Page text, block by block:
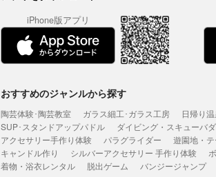
iPhone版アプリ
おすすめのジャンルから探す
陶芸体験･陶芸教室 ガラス細工･ガラス工房 日帰り
SUP･スタンドアップパドル
ダイビング・スキューバ
アクセサリー手作り体験
パラグライダー 遊園地・
キャンドル作り
シルバーアクセサリー 手作り体験
着物・浴衣レンタル
脱出ゲーム バンジージャンプ